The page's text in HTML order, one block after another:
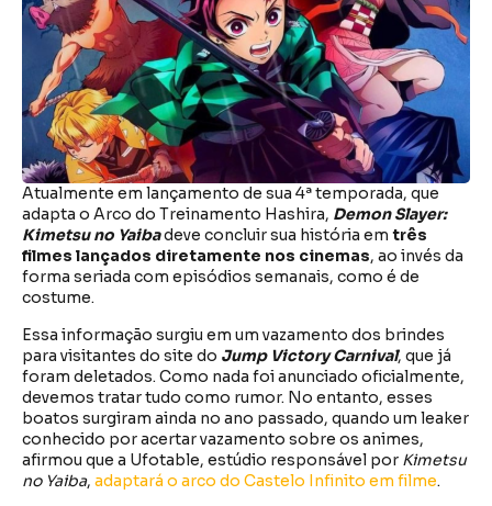
Atualmente em lançamento de sua 4ª temporada, que
adapta o Arco do Treinamento Hashira, Demon Slayer:
Kimetsu no Yaibadeve concluir sua história em três
filmes lançados diretamente nos cinemas, ao invés da
forma seriada com episódios semanais, como é de
costume.
Essa informação surgiu em um vazamento dos brindes
para visitantes do site do Jump Victory Carnival, que já
foram deletados. Como nada foi anunciado oficialmente,
devemos tratar tudo como rumor. No entanto, esses
boatos surgiram ainda no ano passado, quando um leaker
conhecido por acertar vazamento sobre os animes,
afirmou que a Ufotable, estúdio responsável por Kimetsu
no Yaiba, adaptará o arco do Castelo Infinito em filme.